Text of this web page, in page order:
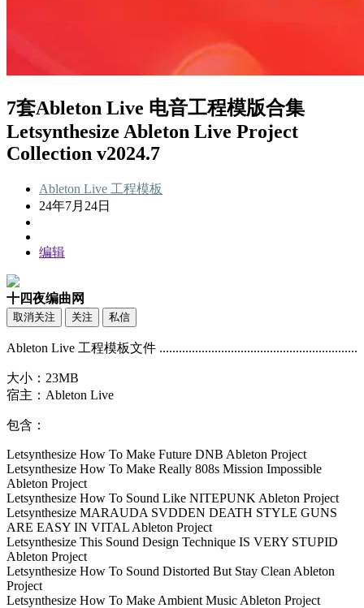
7套Ableton Live 电音工程模版合集
Letsynthesize Ableton Live Project
Collection v2024.7
Ableton Live 工程模板
24年7月24日
编辑
十四夜编曲网
取消关注 关注 私信
Ableton Live 工程模板文件 .............................................................
大小：23MB
宿主：Ableton Live
包含：
Letsynthesize How To Make Future DNB Ableton Project
Letsynthesize How To Make Really 808s Mission Impossible
Ableton Project
Letsynthesize How To Sound Like NITEPUNK Ableton Project
Letsynthesize MARAUDA SVDDEN DEATH STYLE GUNS
ARE EASY IN VITAL Ableton Project
Letsynthesize This Sound Design Technique IS VERY STUPID
Ableton Project
Letsynthesize How To Sound Distorted But Stay Clean Ableton
Project
Letsynthesize How To Make Ambient Music Ableton Project